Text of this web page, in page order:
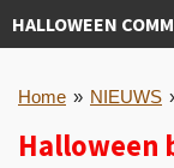
Ga
direct
de
Home » NIEUWS
Halloween